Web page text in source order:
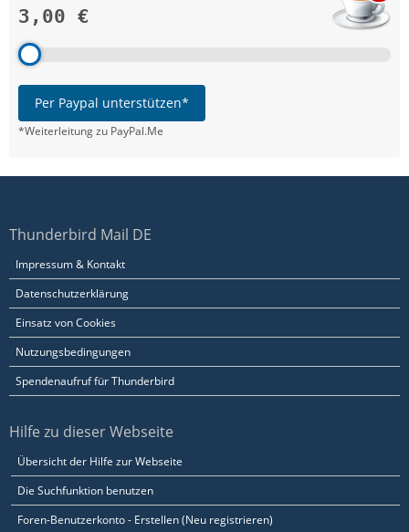
3,00 €
Per Paypal unterstützen*
*Weiterleitung zu PayPal.Me
Thunderbird Mail DE
Impressum & Kontakt
Datenschutzerklärung
Einsatz von Cookies
Nutzungsbedingungen
Spendenaufruf für Thunderbird
Hilfe zu dieser Webseite
Übersicht der Hilfe zur Webseite
Die Suchfunktion benutzen
Foren-Benutzerkonto - Erstellen (Neu registrieren)